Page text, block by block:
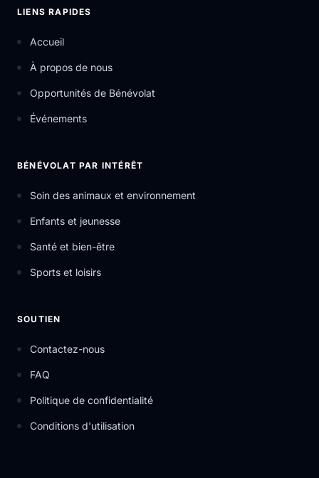
LIENS RAPIDES
Accueil
À propos de nous
Opportunités de Bénévolat
Événements
BÉNÉVOLAT PAR INTÉRÊT
Soin des animaux et environnement
Enfants et jeunesse
Santé et bien-être
Sports et loisirs
SOUTIEN
Contactez-nous
FAQ
Politique de confidentialité
Conditions d'utilisation